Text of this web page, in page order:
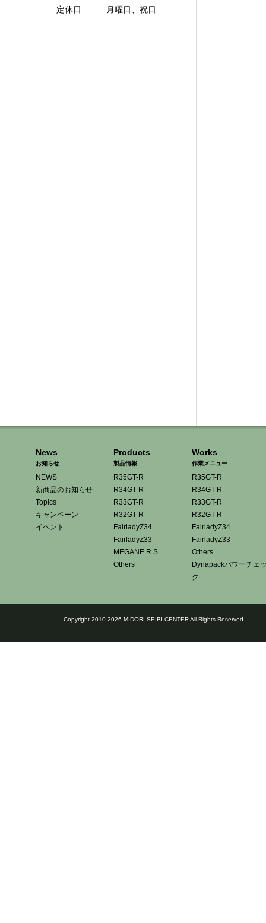
定休日 月曜日、祝日
News
お知らせ
NEWS
新商品のお知らせ
Topics
キャンペーン
イベント
Products
製品情報
R35GT-R
R34GT-R
R33GT-R
R32GT-R
FairladyZ34
FairladyZ33
MEGANE R.S.
Others
Works
作業メニュー
R35GT-R
R34GT-R
R33GT-R
R32GT-R
FairladyZ34
FairladyZ33
Others
Dynapackパワーチェ
ク
Copyright 2010-2026 MIDORI SEIBI CENTER All Rights Reserved.